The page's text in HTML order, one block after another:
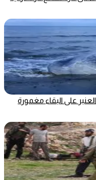
على البقاء مغمورة